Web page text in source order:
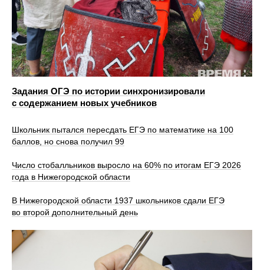
Задания ОГЭ по истории синхронизировали
с содержанием новых учебников
Школьник пытался пересдать ЕГЭ по математике на 100
баллов, но снова получил 99
Число стобалльников выросло на 60% по итогам ЕГЭ 2026
года в Нижегородской области
В Нижегородской области 1937 школьников сдали ЕГЭ
во второй дополнительный день